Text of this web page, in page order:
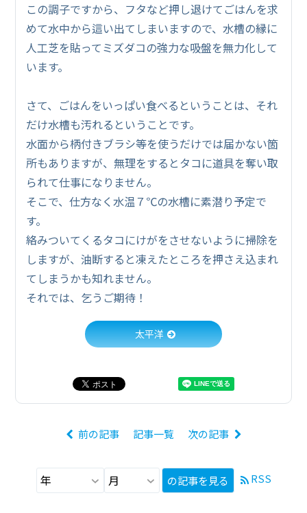
この調子ですから、フタなど押し退けてごはんを求
めて水中から這い出てしまいますので、水槽の縁に
人工芝を貼ってミズダコの強力な吸盤を無力化して
います。
さて、ごはんをいっぱい食べるということは、それ
だけ水槽も汚れるということです。
水面から柄付きブラシ等を使うだけでは届かない箇
所もありますが、無理をするとタコに道具を奪い取
られて仕事になりません。
そこで、仕方なく水温７℃の水槽に素潜り予定で
す。
絡みついてくるタコにけがをさせないように掃除を
しますが、油断すると凍えたところを押さえ込まれ
てしまうかも知れません。
それでは、乞うご期待！
太平洋
前の記事 記事一覧 次の記事
の記事を見る RSS